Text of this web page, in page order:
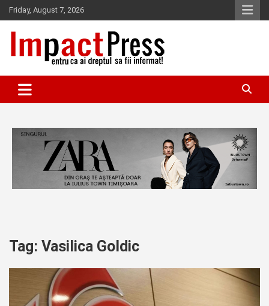
Skip
to
content
Friday, August 7, 2026
IMPACTPRESS
Tag: Vasilica Goldic